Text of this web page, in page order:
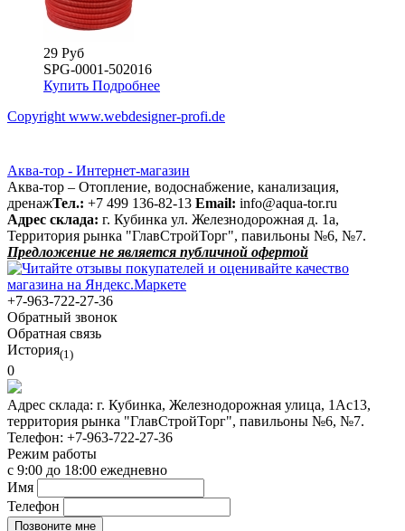
29 Руб
SPG-0001-502016
Купить Подробнее
Copyright www.webdesigner-profi.de
Аква-тор - Интернет-магазин
Аква-тор – Отопление, водоснабжение, канализация,
дренажТел.: +7 499 136-82-13 Email: info@aqua-tor.ru
Адрес склада: г. Кубинка ул. Железнодорожная д. 1а,
Территория рынка "ГлавСтройТорг", павильоны №6, №7.
Предложение не является публичной офертой
+7-963-722-27-36
Обратный звонок
Обратная связь
История(1)
0
Адрес склада: г. Кубинка, Железнодорожная улица, 1Ас13,
территория рынка "ГлавСтройТорг", павильоны №6, №7.
Телефон: +7-963-722-27-36
Режим работы
с 9:00 до 18:00 ежедневно
Имя
Телефон